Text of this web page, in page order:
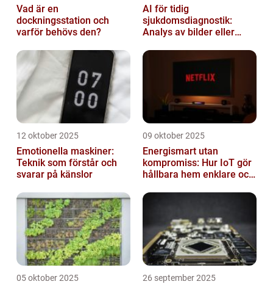
Vad är en
dockningsstation och
varför behövs den?
AI för tidig
sjukdomsdiagnostik:
Analys av bilder eller
12 oktober 2025
Emotionella maskiner:
Teknik som förstår och
svarar på känslor
09 oktober 2025
Energismart utan
kompromiss: Hur IoT gör
hållbara hem enklare och
05 oktober 2025 26 september 2025